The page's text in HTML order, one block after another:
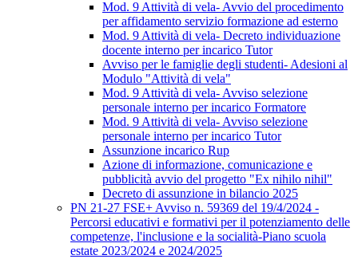
Mod. 9 Attività di vela- Avvio del procedimento
per affidamento servizio formazione ad esterno
Mod. 9 Attività di vela- Decreto individuazione
docente interno per incarico Tutor
Avviso per le famiglie degli studenti- Adesioni al
Modulo "Attività di vela"
Mod. 9 Attività di vela- Avviso selezione
personale interno per incarico Formatore
Mod. 9 Attività di vela- Avviso selezione
personale interno per incarico Tutor
Assunzione incarico Rup
Azione di informazione, comunicazione e
pubblicità avvio del progetto "Ex nihilo nihil"
Decreto di assunzione in bilancio 2025
PN 21-27 FSE+ Avviso n. 59369 del 19/4/2024 -
Percorsi educativi e formativi per il potenziamento delle
competenze, l'inclusione e la socialità-Piano scuola
estate 2023/2024 e 2024/2025